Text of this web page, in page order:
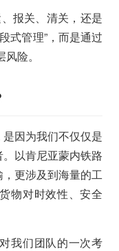
报关、清关，还是
式管理”，而是通过
险。
因为我们不仅仅是
以肯尼亚蒙内铁路
更涉及到海量的工
物对时效性、安全
我们团队的一次考